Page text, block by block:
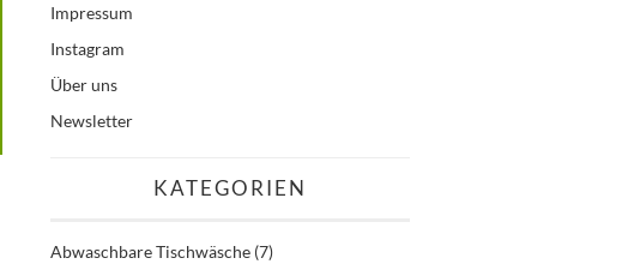
Impressum
Instagram
Über uns
Newsletter
KATEGORIEN
Abwaschbare Tischwäsche (7)